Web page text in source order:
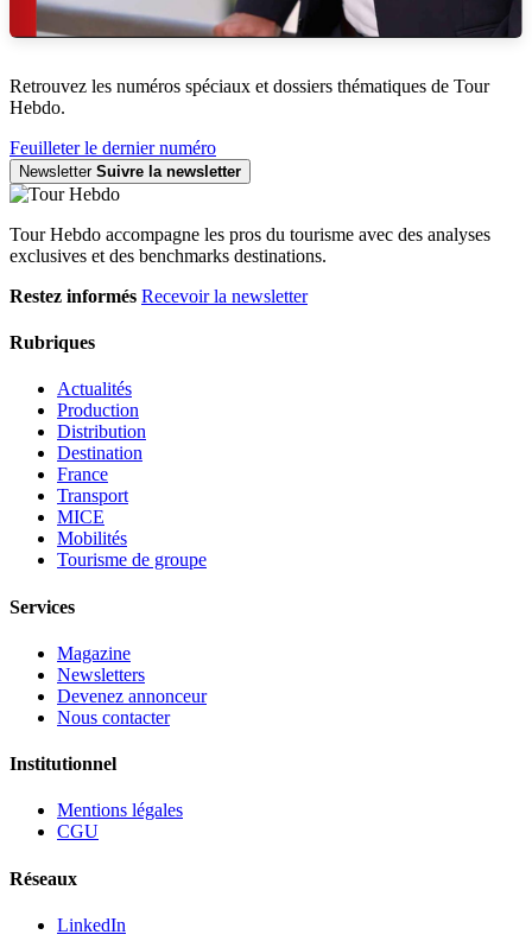
Retrouvez les numéros spéciaux et dossiers thématiques de Tour
Hebdo.
Feuilleter le dernier numéro
Newsletter Suivre la newsletter
Tour Hebdo accompagne les pros du tourisme avec des analyses
exclusives et des benchmarks destinations.
Restez informés Recevoir la newsletter
Rubriques
Actualités
Production
Distribution
Destination
France
Transport
MICE
Mobilités
Tourisme de groupe
Services
Magazine
Newsletters
Devenez annonceur
Nous contacter
Institutionnel
Mentions légales
CGU
Réseaux
LinkedIn